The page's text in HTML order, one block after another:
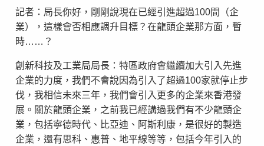
記者：局長你好，剛剛說現在已經引進超過100間（企
業），這樣會否相應調升目標？在龍頭企業那方面，暫
時……？
創新科技及工業局局長：特區政府會繼續加大引入先進
企業的力度，我們不會說因為引入了超過100家就停止步
伐，我相信未來三年，我們會引入更多的企業來香港發
展。關於龍頭企業，之前我已經講過我們有不少龍頭企
業，包括寧德時代、比亞迪、阿斯利康，是很好的製造
企業，還有思科、惠普、地平線等等，包括今年引入的